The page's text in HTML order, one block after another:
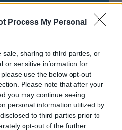
Process My Personal
sale, sharing to third parties, or
or sensitive information for
use the below opt-out
Please note that after your
you may continue seeing
personal information utilized by
to third parties prior to
opt-out of the further
forduló! (X)
balatoni strandröplabda-
games store
#ingyen játékok